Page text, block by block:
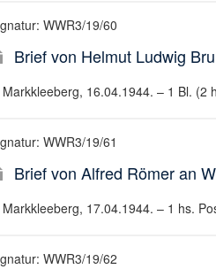
WWR3/19/60
Brief von Helmut Ludwig
Markkleeberg, 16.04.1944. – 1 Bl. (2
WWR3/19/61
Brief von Alfred Römer an
Markkleeberg, 17.04.1944. – 1 hs.
WWR3/19/62